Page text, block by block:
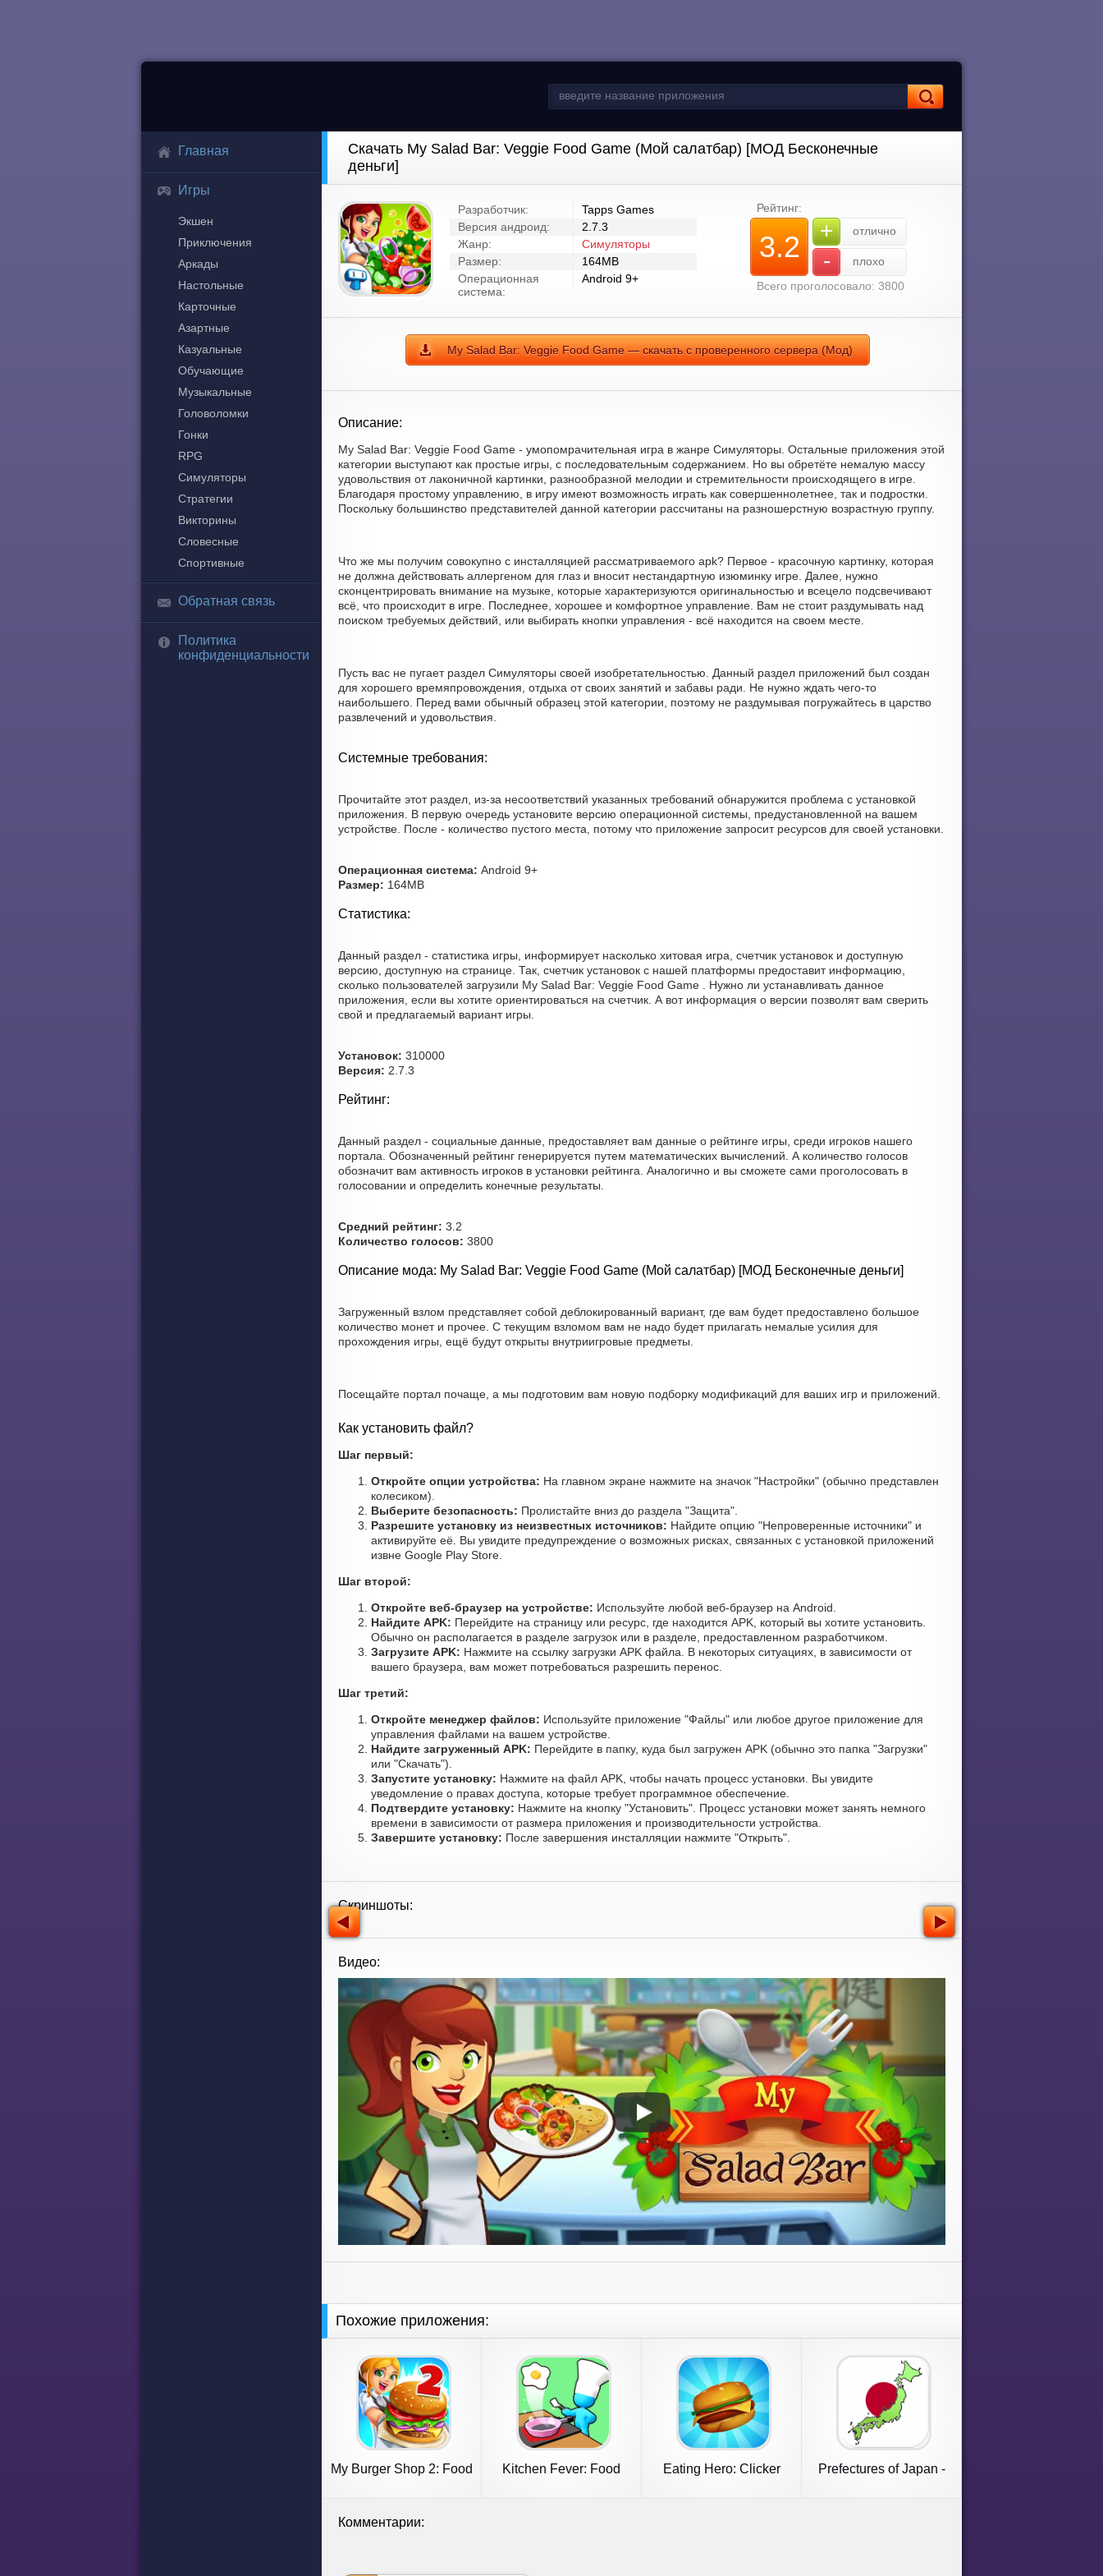
Главная
Игры
Экшен
Приключения
Аркады
Настольные
Карточные
Азартные
Казуальные
Обучающие
Музыкальные
Головоломки
Гонки
RPG
Симуляторы
Стратегии
Викторины
Словесные
Спортивные
Обратная связь
Политика
конфиденциальности
Скачать My Salad Bar: Veggie Food Game (Мой салатбар) [МОД Бесконечные
деньги]
Разработчик:
Tapps Games
Версия андроид:
2.7.3
Жанр:
Симуляторы
Размер:
164MB
Операционная
система:
Android 9+
Рейтинг:
3.2 + отлично
-
плохо
Всего проголосовало: 3800
My Salad Bar: Veggie Food Game — скачать с проверенного сервера (Мод)
Описание:
My Salad Bar: Veggie Food Game - умопомрачительная игра в жанре Симуляторы. Остальные приложения этой
категории выступают как простые игры, с последовательным содержанием. Но вы обретёте немалую массу
удовольствия от лаконичной картинки, разнообразной мелодии и стремительности происходящего в игре.
Благодаря простому управлению, в игру имеют возможность играть как совершеннолетнее, так и подростки.
Поскольку большинство представителей данной категории рассчитаны на разношерстную возрастную группу.
Что же мы получим совокупно с инсталляцией рассматриваемого apk? Первое - красочную картинку, которая
не должна действовать аллергеном для глаз и вносит нестандартную изюминку игре. Далее, нужно
сконцентрировать внимание на музыке, которые характеризуются оригинальностью и всецело подсвечивают
всё, что происходит в игре. Последнее, хорошее и комфортное управление. Вам не стоит раздумывать над
поиском требуемых действий, или выбирать кнопки управления - всё находится на своем месте.
Пусть вас не пугает раздел Симуляторы своей изобретательностью. Данный раздел приложений был создан
для хорошего времяпровождения, отдыха от своих занятий и забавы ради. Не нужно ждать чего-то
наибольшего. Перед вами обычный образец этой категории, поэтому не раздумывая погружайтесь в царство
развлечений и удовольствия.
Системные требования:
Прочитайте этот раздел, из-за несоответствий указанных требований обнаружится проблема с установкой
приложения. В первую очередь установите версию операционной системы, предустановленной на вашем
устройстве. После - количество пустого места, потому что приложение запросит ресурсов для своей установки.
Операционная система: Android 9+
Размер: 164MB
Статистика:
Данный раздел - статистика игры, информирует насколько хитовая игра, счетчик установок и доступную
версию, доступную на странице. Так, счетчик установок с нашей платформы предоставит информацию,
сколько пользователей загрузили My Salad Bar: Veggie Food Game . Нужно ли устанавливать данное
приложения, если вы хотите ориентироваться на счетчик. А вот информация о версии позволят вам сверить
свой и предлагаемый вариант игры.
Установок: 310000
Версия: 2.7.3
Рейтинг:
Данный раздел - социальные данные, предоставляет вам данные о рейтинге игры, среди игроков нашего
портала. Обозначенный рейтинг генерируется путем математических вычислений. А количество голосов
обозначит вам активность игроков в установки рейтинга. Аналогично и вы сможете сами проголосовать в
голосовании и определить конечные результаты.
Средний рейтинг: 3.2
Количество голосов: 3800
Описание мода: My Salad Bar: Veggie Food Game (Мой салатбар) [МОД Бесконечные деньги]
Загруженный взлом представляет собой деблокированный вариант, где вам будет предоставлено большое
количество монет и прочее. С текущим взломом вам не надо будет прилагать немалые усилия для
прохождения игры, ещё будут открыты внутриигровые предметы.
Посещайте портал почаще, а мы подготовим вам новую подборку модификаций для ваших игр и приложений.
Как установить файл?
Шаг первый:
Откройте опции устройства: На главном экране нажмите на значок "Настройки" (обычно представлен
колесиком).
Выберите безопасность: Пролистайте вниз до раздела "Защита".
Разрешите установку из неизвестных источников: Найдите опцию "Непроверенные источники" и
активируйте её. Вы увидите предупреждение о возможных рисках, связанных с установкой приложений
извне Google Play Store.
Шаг второй:
Откройте веб-браузер на устройстве: Используйте любой веб-браузер на Android.
Найдите APK: Перейдите на страницу или ресурс, где находится APK, который вы хотите установить.
Обычно он располагается в разделе загрузок или в разделе, предоставленном разработчиком.
Загрузите APK: Нажмите на ссылку загрузки APK файла. В некоторых ситуациях, в зависимости от
вашего браузера, вам может потребоваться разрешить перенос.
Шаг третий:
Откройте менеджер файлов: Используйте приложение "Файлы" или любое другое приложение для
управления файлами на вашем устройстве.
Найдите загруженный APK: Перейдите в папку, куда был загружен APK (обычно это папка "Загрузки"
или "Скачать").
Запустите установку: Нажмите на файл APK, чтобы начать процесс установки. Вы увидите
уведомление о правах доступа, которые требует программное обеспечение.
Подтвердите установку: Нажмите на кнопку "Установить". Процесс установки может занять немного
времени в зависимости от размера приложения и производительности устройства.
Завершите установку: После завершения инсталляции нажмите "Открыть".
Скриншоты:
Видео:
Похожие приложения:
My Burger Shop 2: Food
Kitchen Fever: Food
Eating Hero: Clicker
Prefectures of Japan -
Комментарии: